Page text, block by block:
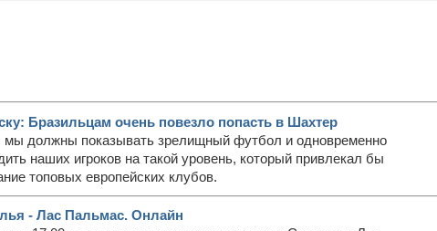
Бразильцам очень повезло попасть в Шахтер
должны показывать зрелищный футбол и одновременно
наших игроков на такой уровень, который привлекал бы
топовых европейских клубов.
- Лас Пальмас. Онлайн